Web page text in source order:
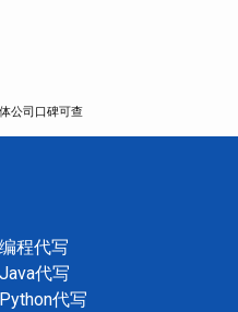
公司口碑可查
编程代写
Java代写
Python代写